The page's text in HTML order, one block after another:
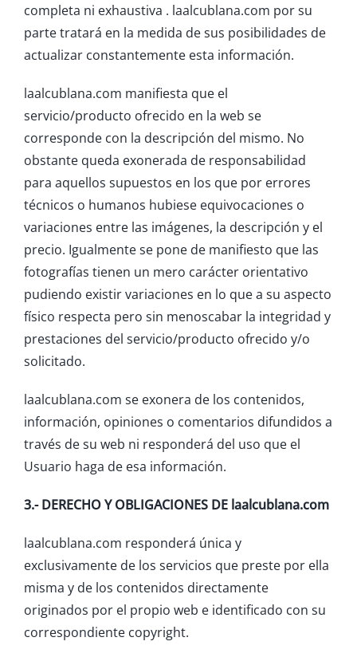
completa ni exhaustiva . laalcublana.com por su
parte tratará en la medida de sus posibilidades de
actualizar constantemente esta información.
laalcublana.com manifiesta que el
servicio/producto ofrecido en la web se
corresponde con la descripción del mismo. No
obstante queda exonerada de responsabilidad
para aquellos supuestos en los que por errores
técnicos o humanos hubiese equivocaciones o
variaciones entre las imágenes, la descripción y el
precio. Igualmente se pone de manifiesto que las
fotografías tienen un mero carácter orientativo
pudiendo existir variaciones en lo que a su aspecto
físico respecta pero sin menoscabar la integridad y
prestaciones del servicio/producto ofrecido y/o
solicitado.
laalcublana.com se exonera de los contenidos,
información, opiniones o comentarios difundidos a
través de su web ni responderá del uso que el
Usuario haga de esa información.
3.- DERECHO Y OBLIGACIONES DE laalcublana.com
laalcublana.com responderá única y
exclusivamente de los servicios que preste por ella
misma y de los contenidos directamente
originados por el propio web e identificado con su
correspondiente copyright.